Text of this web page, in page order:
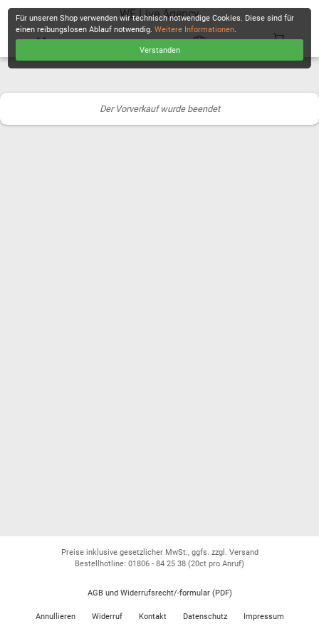
WE Live Agency
Der Vorverkauf wurde beendet
Für unseren Shop verwenden wir technisch notwendige Cookies. Diese sind für
einen reibungslosen Ablauf notwendig.Weitere Informationen.
Verstanden
Preise inklusive gesetzlicher MwSt., ggfs. zzgl. Versand
Bestellhotline: 01806 - 84 25 38 (20ct pro Anruf)
AGB und Widerrufsrecht/-formular (PDF)
Annullieren Widerruf Kontakt Datenschutz Impressum